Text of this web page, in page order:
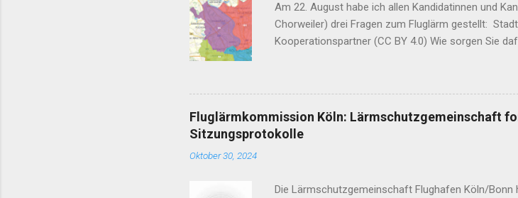
Am 22. August habe ich allen Kandidatinnen und
Chorweiler) drei Fragen zum Fluglärm gestellt:
Kooperationspartner (CC BY 4.0) Wie sorgen Sie
vor 2030 nächtliche Passagierflüge enden? In
Jahr 2030? Diese Antworten sind eingegangen. Die
Kandidaten ist dem Amtsblatt der Stadt Köln
B90/ Die Grünen | Die Linke | Die Partei | Freie
Fluglärmkommission Köln: Lärmschutzgemeinschaft
Sitzungsprotokolle
Oktober 30, 2024
Die Lärmschutzgemeinschaft Flughafen Köln/